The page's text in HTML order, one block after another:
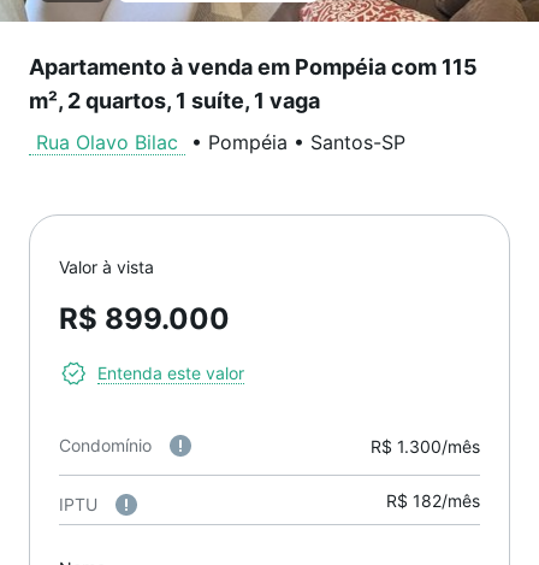
Apartamento à venda em Pompéia com 115
m², 2 quartos, 1 suíte, 1 vaga
Rua Olavo Bilac • Pompéia • Santos-SP
Valor à vista
R$ 899.000
Entenda este valor
Condomínio R$ 1.300/mês
IPTU R$ 182/mês